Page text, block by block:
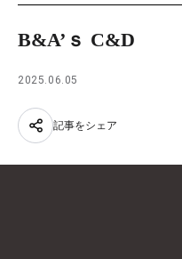
B&A’ｓ C&D
2025.06.05
記事をシェア